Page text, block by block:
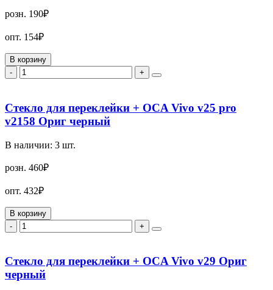
розн. 190₽
опт. 154₽
В корзину
-
+
Стекло для переклейки + OCA Vivo v25 pro
v2158 Ориг черный
В наличии: 3 шт.
розн. 460₽
опт. 432₽
В корзину
-
+
Стекло для переклейки + OCA Vivo v29 Ориг
черный